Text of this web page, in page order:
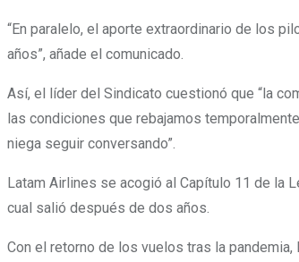
“En paralelo, el aporte extraordinario de los
años”, añade el comunicado.
Así, el líder del Sindicato cuestionó que “la
las condiciones que rebajamos
niega seguir conversando”.
Latam Airlines se acogió al Capítulo 11 de la
cual salió después de dos años.
Con el retorno de los vuelos tras la